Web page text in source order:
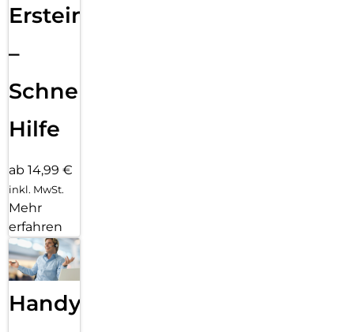
Ersteinrichtung
–
Schnelle
Hilfe
ab 14,99 €
inkl. MwSt.
Mehr
erfahren
Handy